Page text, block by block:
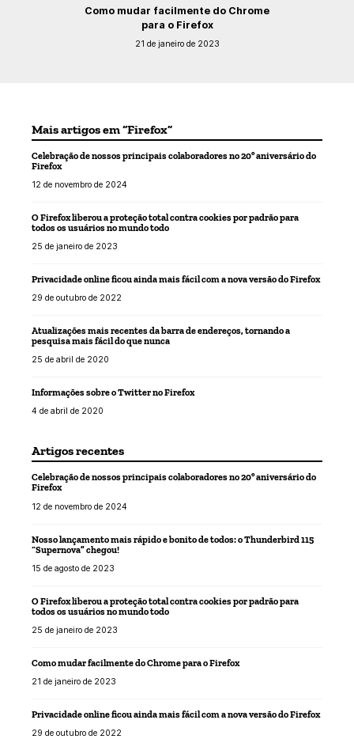
Como mudar facilmente do Chrome
para o Firefox
21 de janeiro de 2023
Mais artigos em “Firefox”
Celebração de nossos principais colaboradores no 20º aniversário do
Firefox
12 de novembro de 2024
O Firefox liberou a proteção total contra cookies por padrão para
todos os usuários no mundo todo
25 de janeiro de 2023
Privacidade online ficou ainda mais fácil com a nova versão do Firefox
29 de outubro de 2022
Atualizações mais recentes da barra de endereços, tornando a
pesquisa mais fácil do que nunca
25 de abril de 2020
Informações sobre o Twitter no Firefox
4 de abril de 2020
Artigos recentes
Celebração de nossos principais colaboradores no 20º aniversário do
Firefox
12 de novembro de 2024
Nosso lançamento mais rápido e bonito de todos: o Thunderbird 115
“Supernova” chegou!
15 de agosto de 2023
O Firefox liberou a proteção total contra cookies por padrão para
todos os usuários no mundo todo
25 de janeiro de 2023
Como mudar facilmente do Chrome para o Firefox
21 de janeiro de 2023
Privacidade online ficou ainda mais fácil com a nova versão do Firefox
29 de outubro de 2022